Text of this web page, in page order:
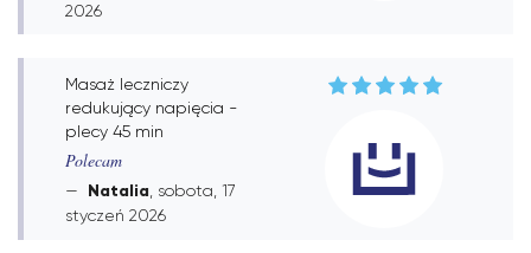
2026
Masaż leczniczy
redukujący napięcia -
plecy 45 min
Polecam
Natalia , sobota, 17
styczeń 2026